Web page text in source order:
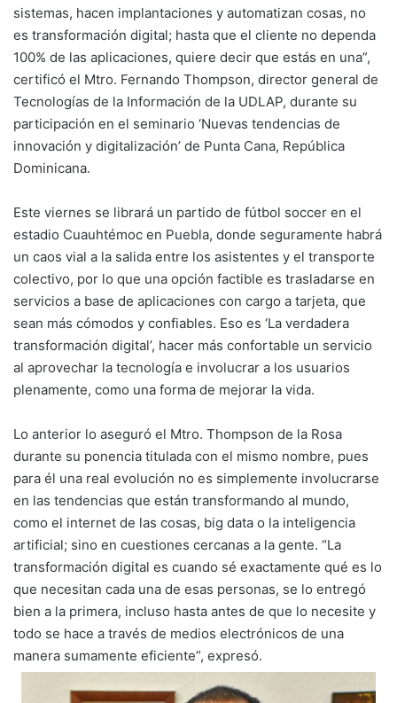
sistemas, hacen implantaciones y automatizan cosas, no
es transformación digital; hasta que el cliente no dependa
100% de las aplicaciones, quiere decir que estás en una”,
certificó el Mtro. Fernando Thompson, director general de
Tecnologías de la Información de la UDLAP, durante su
participación en el seminario ‘Nuevas tendencias de
innovación y digitalización’ de Punta Cana, República
Dominicana.
Este viernes se librará un partido de fútbol soccer en el
estadio Cuauhtémoc en Puebla, donde seguramente habrá
un caos vial a la salida entre los asistentes y el transporte
colectivo, por lo que una opción factible es trasladarse en
servicios a base de aplicaciones con cargo a tarjeta, que
sean más cómodos y confiables. Eso es ‘La verdadera
transformación digital’, hacer más confortable un servicio
al aprovechar la tecnología e involucrar a los usuarios
plenamente, como una forma de mejorar la vida.
Lo anterior lo aseguró el Mtro. Thompson de la Rosa
durante su ponencia titulada con el mismo nombre, pues
para él una real evolución no es simplemente involucrarse
en las tendencias que están transformando al mundo,
como el internet de las cosas, big data o la inteligencia
artificial; sino en cuestiones cercanas a la gente. “La
transformación digital es cuando sé exactamente qué es lo
que necesitan cada una de esas personas, se lo entregó
bien a la primera, incluso hasta antes de que lo necesite y
todo se hace a través de medios electrónicos de una
manera sumamente eficiente”, expresó.